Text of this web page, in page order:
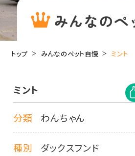
みんなのペ
トップ みんなのペット自慢 ミント
ミント
分類 わんちゃん
種別 ダックスフンド